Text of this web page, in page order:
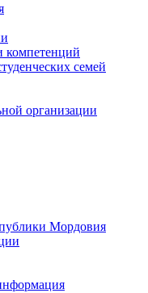
компетенций
семей
организации
Мордовия